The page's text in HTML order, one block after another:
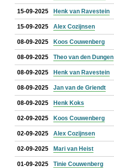
15-09-2025 Henk van Ravestein
15-09-2025 Alex Cozijnsen
08-09-2025 Koos Couwenberg
08-09-2025 Theo van den Dungen
08-09-2025 Henk van Ravestein
08-09-2025 Jan van de Griendt
08-09-2025 Henk Koks
02-09-2025 Koos Couwenberg
02-09-2025 Alex Cozijnsen
02-09-2025 Mari van Heist
01-09-2025 Tinie Couwenberg